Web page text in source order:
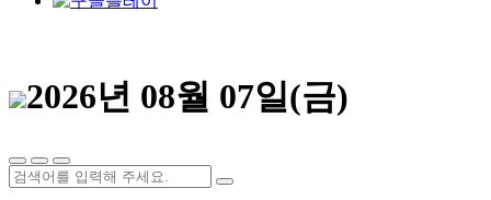
2026년 08월 07일(금)